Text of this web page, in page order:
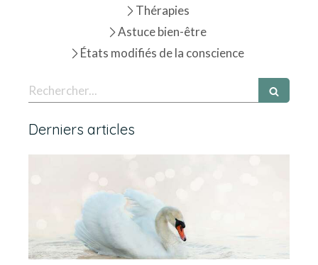
Thérapies
Astuce bien-être
États modifiés de la conscience
Rechercher
Derniers articles